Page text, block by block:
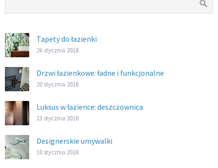
Tapety do łazienki
26 stycznia 2018
Drzwi łazienkowe: ładne i funkcjonalne
20 stycznia 2018
Luksus w łazience: deszczownica
13 stycznia 2018
Designerskie umywalki
10 stycznia 2018